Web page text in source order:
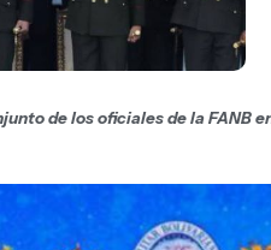
de los oficiales de la FANB